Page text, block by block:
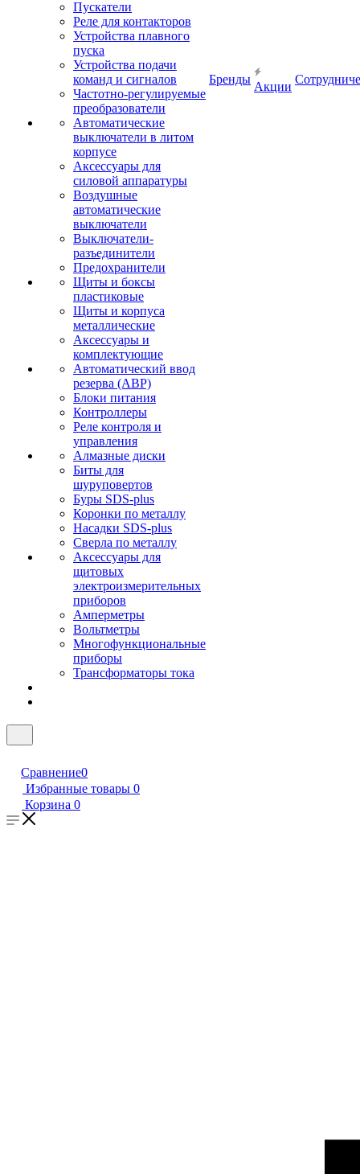
Пускатели
Реле для контакторов
Устройства плавного
пуска
Устройства подачи
команд и сигналов
Частотно-регулируемые
преобразователи
Автоматические
выключатели в литом
корпусе
Аксессуары для
силовой аппаратуры
Воздушные
автоматические
выключатели
Выключатели-
разъединители
Предохранители
Щиты и боксы
пластиковые
Щиты и корпуса
металлические
Аксессуары и
комплектующие
Автоматический ввод
резерва (АВР)
Блоки питания
Контроллеры
Реле контроля и
управления
Алмазные диски
Биты для
шуруповертов
Буры SDS-plus
Коронки по металлу
Насадки SDS-plus
Сверла по металлу
Аксессуары для
щитовых
электроизмерительных
приборов
Амперметры
Вольтметры
Многофункциональные
приборы
Трансформаторы тока
Бренды
Акции
Сравнение0
Избранные товары 0
Корзина 0